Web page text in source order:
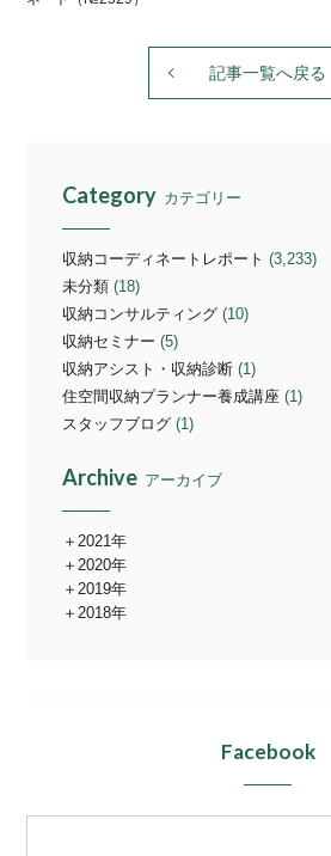
記事一覧へ戻る
Category カテゴリー
収納コーディネートレポート (3,233)
未分類 (18)
収納コンサルティング (10)
収納セミナー (5)
収納アシスト・収納診断 (1)
住空間収納プランナー養成講座 (1)
スタッフブログ (1)
Archive アーカイブ
2021年
2020年
2019年
2018年
Facebook